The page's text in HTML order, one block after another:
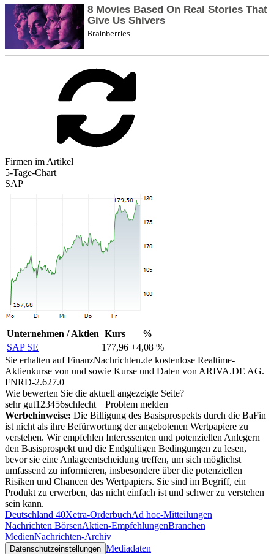
Firmen im Artikel
5-Tage-Chart
SAP
Unternehmen / Aktien Kurs
%
SAP SE
177,96 +4,08 %
Sie erhalten auf FinanzNachrichten.de kostenlose Realtime-
Aktienkurse von und sowie Kurse und Daten von ARIVA.DE AG.
FNRD-2.627.0
Wie bewerten Sie die aktuell angezeigte Seite?
sehr gut1 23456schlecht
Problem melden
Werbehinweise: Die Billigung des Basisprospekts durch die BaFin
ist nicht als ihre Befürwortung der angebotenen Wertpapiere zu
verstehen. Wir empfehlen Interessenten und potenziellen Anlegern
den Basisprospekt und die Endgültigen Bedingungen zu lesen,
bevor sie eine Anlageentscheidung treffen, um sich möglichst
umfassend zu informieren, insbesondere über die potenziellen
Risiken und Chancen des Wertpapiers. Sie sind im Begriff, ein
Produkt zu erwerben, das nicht einfach ist und schwer zu verstehen
sein kann.
Deutschland 40Xetra-OrderbuchAd hoc-Mitteilungen
Nachrichten BörsenAktien-EmpfehlungenBranchen
MedienNachrichten-Archiv
Datenschutzeinstellungen Mediadaten